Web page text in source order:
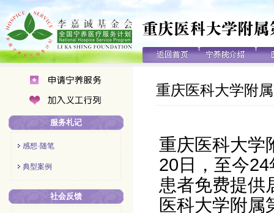
服务札记
感想·随笔
典型案例
社会反馈
重庆医科大学附
重庆医科大学
20日，至今
患者免费提供
医科大学附属